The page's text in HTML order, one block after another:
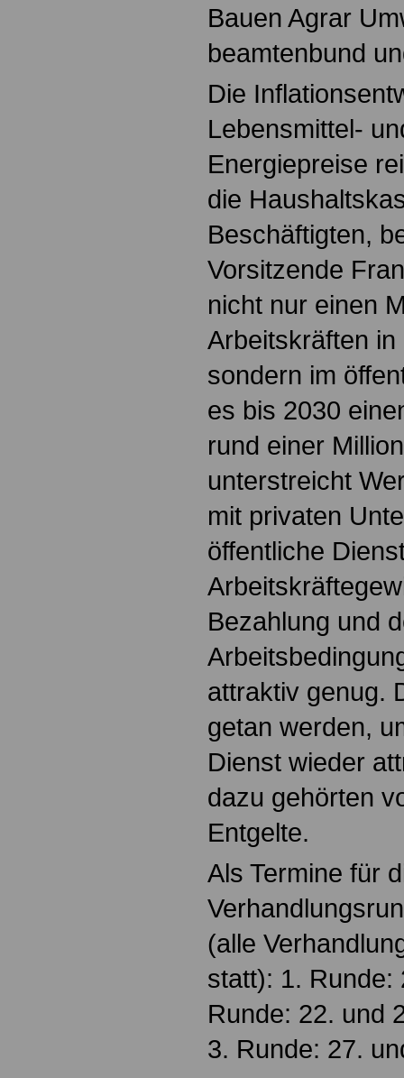
Bauen Agrar
beamtenbund
Die
Lebensmittel-
Energiepreise
die
Beschäftigten,
Vorsitzende
nicht nur einen
Arbeitskräften
sondern im
es bis 2030
rund einer
unterstreicht
mit privaten
öffentliche
Bezahlung und
attraktiv genug.
getan werden,
Dienst wieder
dazu gehörten
Entgelte.
Als Termine für
(alle
statt): 1. Runde:
Runde: 22. und
3. Runde: 27.